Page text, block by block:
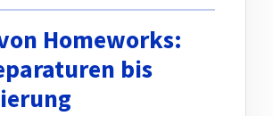
Homeworks:
bis